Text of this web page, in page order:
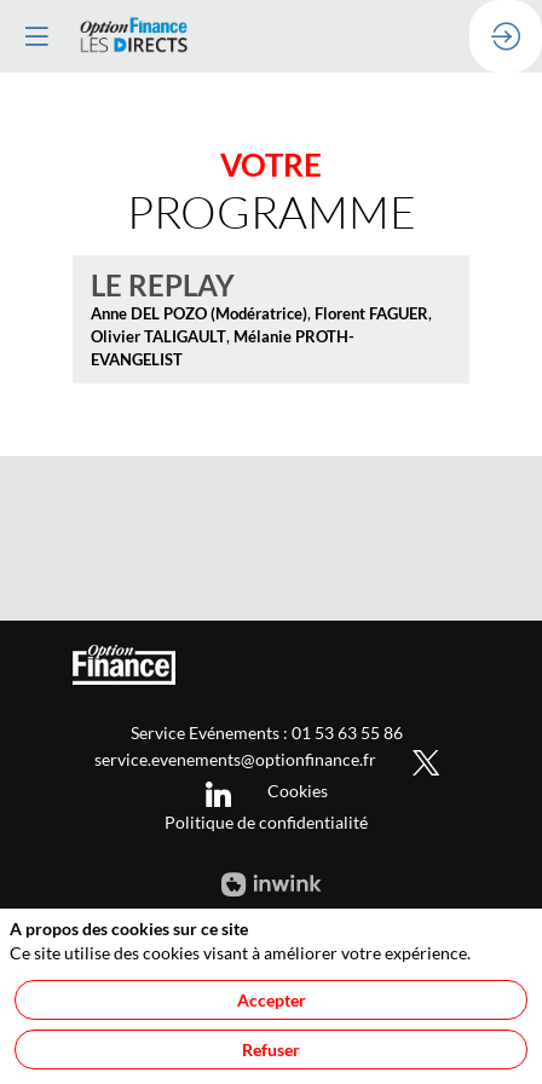
VOTRE
PROGRAMME
LE REPLAY
Anne DEL POZO (Modératrice) Florent FAGUER
OlivierTALIGAULT Mélanie PROTH-
EVANGELIST
Service Evénements : 01 53 63 55 86
service.evenements@optionfinance.fr
Cookies
Politique de confidentialité
A propos des cookies sur ce site
Ce site utilise des cookies visant à améliorer votre expérience.
Accepter
Refuser